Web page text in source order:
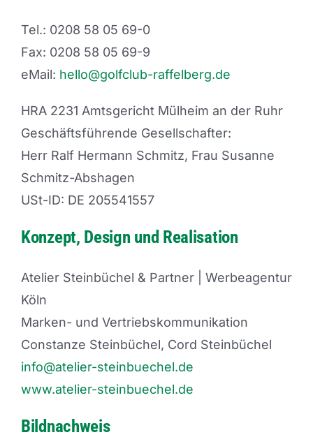
Tel.: 0208 58 05 69-0
Fax: 0208 58 05 69-9
eMail: hello@golfclub-raffelberg.de
HRA 2231 Amtsgericht Mülheim an der Ruhr
Geschäftsführende Gesellschafter:
Herr Ralf Hermann Schmitz, Frau Susanne
Schmitz-Abshagen
USt-ID: DE 205541557
Konzept, Design und Realisation
Atelier Steinbüchel & Partner | Werbeagentur
Köln
Marken- und Vertriebskommunikation
Constanze Steinbüchel, Cord Steinbüchel
info@atelier-steinbuechel.de
www.atelier-steinbuechel.de
Bildnachweis